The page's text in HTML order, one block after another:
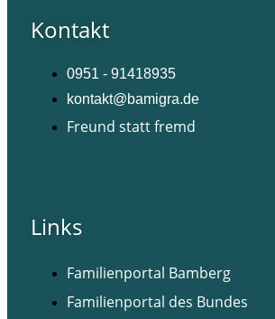
Kontakt
0951 - 91418935
kontakt@bamigra.de
Freund statt fremd
Links
Familienportal Bamberg
Familienportal des Bundes